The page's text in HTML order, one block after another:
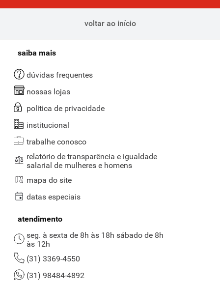
voltar ao início
saiba mais
dúvidas frequentes
nossas lojas
política de privacidade
institucional
trabalhe conosco
relatório de transparência e igualdade
salarial de mulheres e homens
mapa do site
datas especiais
atendimento
seg. à sexta de 8h às 18h sábado de 8h
às 12h
(31) 3369-4550
(31) 98484-4892